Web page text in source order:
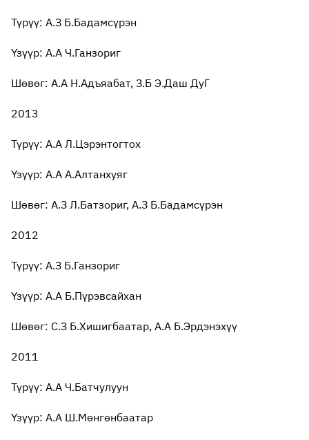
Түрүү: А.З Б.Бадамсүрэн
Үзүүр: А.А Ч.Ганзориг
Шөвөг: А.А Н.Адъяабат, З.Б Э.Даш ДуГ
2013
Түрүү: А.А Л.Цэрэнтогтох
Үзүүр: А.А А.Алтанхуяг
Шөвөг: А.З Л.Батзориг, А.З Б.Бадамсүрэн
2012
Түрүү: А.З Б.Ганзориг
Үзүүр: А.А Б.Пүрэвсайхан
Шөвөг: С.З Б.Хишигбаатар, А.А Б.Эрдэнэхүү
2011
Түрүү: А.А Ч.Батчулуун
Үзүүр: А.А Ш.Мөнгөнбаатар